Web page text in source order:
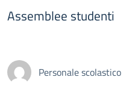
Assemblee studenti
Personale scolastico